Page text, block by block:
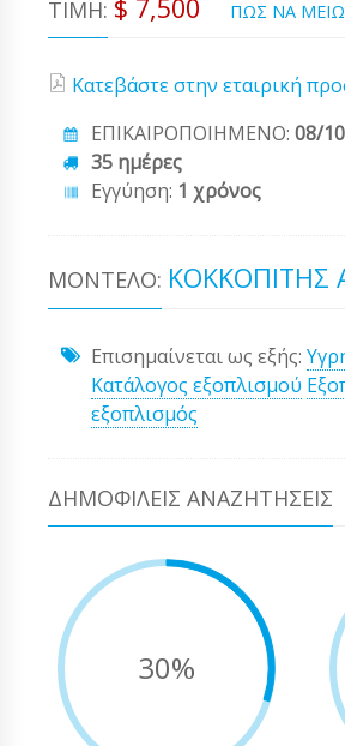
ΤΙΜΉ: $ 7,500 ΠΩΣ ΝΑ
Κατεβάστε στην εταιρική
ΕΠΙΚΑΙΡΟΠΟΙΗΜΕΝΟ: 08/
35 ημέρες
Εγγύηση: 1 χρόνος
ΜΟΝΤΈΛΟ: ΚΟΚΚΟΠΊΤΗΣ
Επισημαίνεται ως εξής:
Κατάλογος εξοπλισμού
εξοπλισμός
ΔΗΜΟΦΙΛΕΊΣ ΑΝΑΖΗΤΉΣΕΙΣ
30%